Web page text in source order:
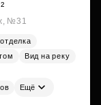
№31
Вид на реку
Ещё